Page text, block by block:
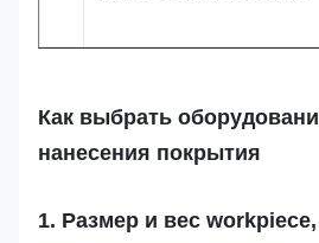
Как выбрать
нанесения покрытия
1. Размер и вес